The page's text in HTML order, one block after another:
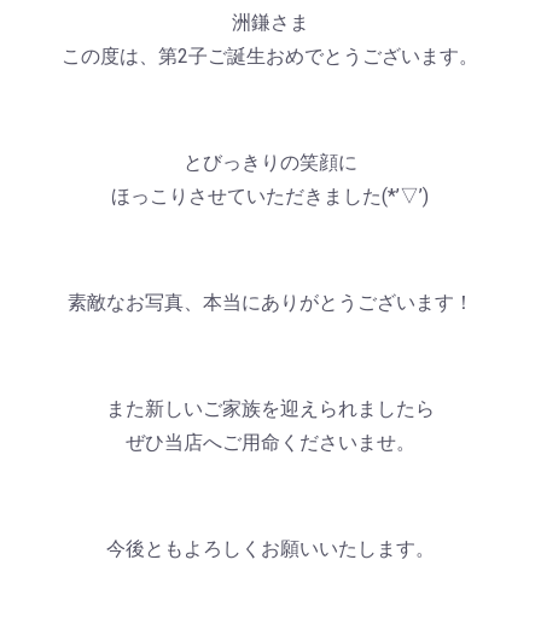
洲鎌さま
この度は、第2子ご誕生おめでとうございます。
とびっきりの笑顔に
ほっこりさせていただきました(*’▽’)
素敵なお写真、本当にありがとうございます！
また新しいご家族を迎えられましたら
ぜひ当店へご用命くださいませ。
今後ともよろしくお願いいたします。